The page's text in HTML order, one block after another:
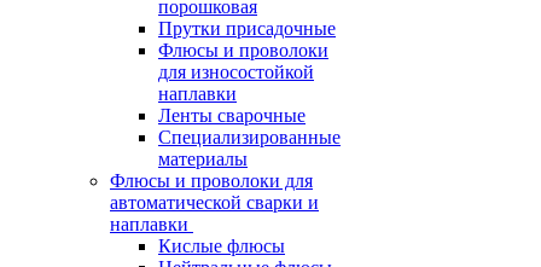
порошковая
Прутки присадочные
Флюсы и проволоки
для износостойкой
наплавки
Ленты сварочные
Специализированные
материалы
Флюсы и проволоки для
автоматической сварки и
наплавки
Кислые флюсы